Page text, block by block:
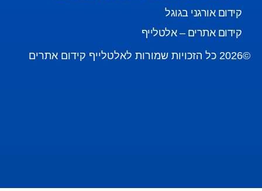
קידום אורגני בגוגל
קידום אתרים – אלטלייף
©2026 כל הזכויות שמורות לאלטלייף קידום אתרים